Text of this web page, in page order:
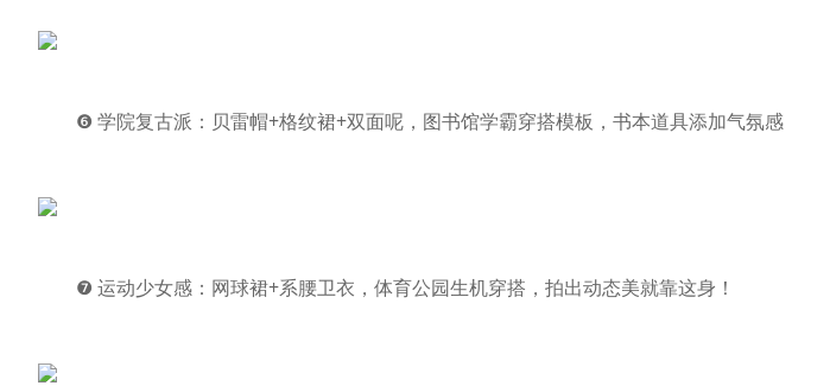
❻ 学院复古派：贝雷帽+格纹裙+双面呢，图书馆学霸穿搭模板，书本道具添加气氛感
❼ 运动少女感：网球裙+系腰卫衣，体育公园生机穿搭，拍出动态美就靠这身！